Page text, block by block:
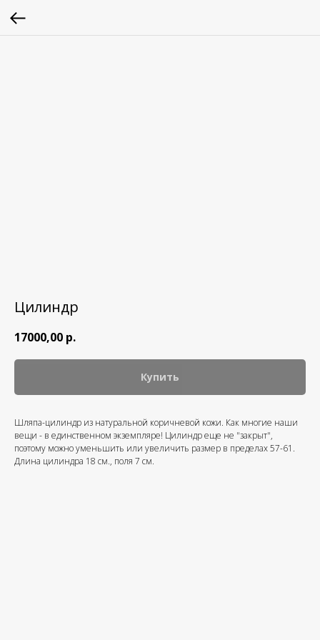
Цилиндр
17000,00 р.
Купить
Шляпа-цилиндр из натуральной коричневой кожи. Как многие наши
вещи - в единственном экземпляре! Цилиндр еще не "закрыт",
поэтому можно уменьшить или увеличить размер в пределах 57-61.
Длина цилиндра 18 см., поля 7 см.